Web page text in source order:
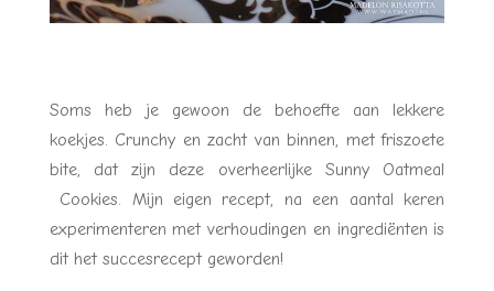
Soms heb je gewoon de behoefte aan lekkere
koekjes. Crunchy en zacht van binnen, met friszoete
bite, dat zijn deze overheerlijke Sunny Oatmeal
Cookies. Mijn eigen recept, na een aantal keren
experimenteren met verhoudingen en ingrediënten is
dit het succesrecept geworden!